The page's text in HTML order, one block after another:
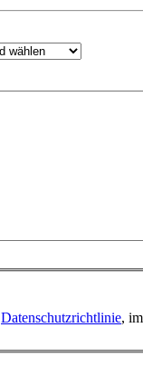
Datenschutzrichtlinie,